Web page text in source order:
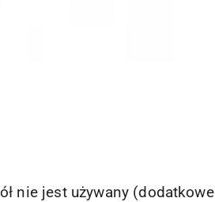
nie jest używany (dodatkowe